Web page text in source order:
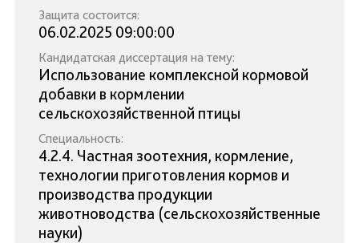
Защита состоится:
06.02.2025 09:00:00
Кандидатская диссертация на тему:
Использование комплексной кормовой
добавки в кормлении
сельскохозяйственной птицы
Специальность:
4.2.4. Частная зоотехния, кормление,
технологии приготовления кормов и
производства продукции
животноводства (сельскохозяйственные
науки)